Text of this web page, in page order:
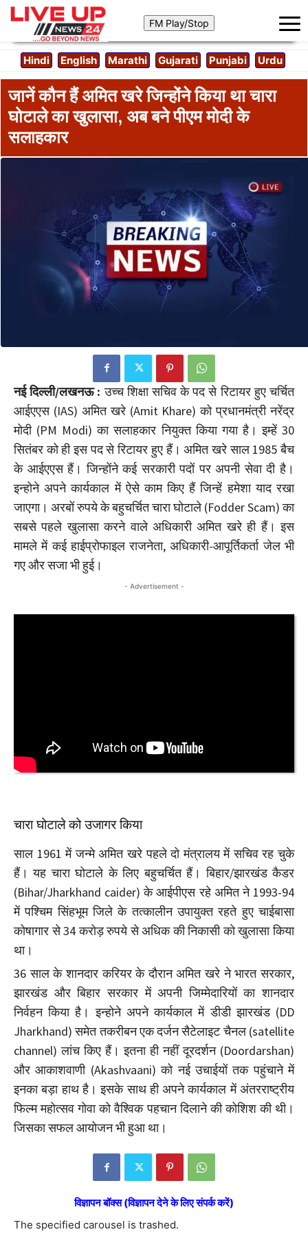
Hindi English Marathi Gujarati Punjabi Urdu
जानें कौन हैं अमित खरे जिन्होंने किया था चारा
घोटाले का खुलासा, अब बने पीएम मोदी के
सलाहकार
नई दिल्ली/लखनऊ : उच्च शिक्षा सचिव के पद से रिटायर हुए चर्चित
आईएएस (IAS) अमित खरे (Amit Khare) को प्रधानमंत्री नरेंद्र
मोदी (PM Modi) का सलाहकार नियुक्त किया गया है। इम्हें 30
सितंबर को ही इस पद से रिटायर हुए हैं। अमित खरे साल 1985 बैच
के आईएएस हैं। जिन्होंने कई सरकारी पदों पर अपनी सेवा दी है।
इन्होने अपने कार्यकाल में ऐसे काम किए हैं जिन्हें हमेशा याद रखा
जाएगा। अरबों रुपये के बहुचर्चित चारा घोटाले (Fodder Scam) का
सबसे पहले खुलासा करने वाले अधिकारी अमित खरे ही हैं। इस
मामले में कई हाईप्रोफाइल राजनेता, अधिकारी-आपूर्तिकर्ता जेल भी
गए और सजा भी हुई।
- Advertisement -
चारा घोटाले को उजागर किया
साल 1961 में जन्मे अमित खरे पहले दो मंत्रालय में सचिव रह चुके
हैं। यह चारा घोटाले के लिए बहुचर्चित हैं। बिहार/झारखंड कैडर
(Bihar/Jharkhand caider) के आईपीएस रहे अमित ने 1993-94
में पश्चिम सिंहभूम जिले के तत्कालीन उपायुक्त रहते हुए चाईबासा
कोषागार से 34 करोड़ रुपये से अधिक की निकासी को खुलासा किया
था।
36 साल के शानदार करियर के दौरान अमित खरे ने भारत सरकार,
झारखंड और बिहार सरकार में अपनी जिम्मेदारियों का शानदार
निर्वहन किया है। इन्होने अपने कार्यकाल में डीडी झारखंड (DD
Jharkhand) समेत तकरीबन एक दर्जन सैटेलाइट चैनल (satellite
channel) लांच किए हैं। इतना ही नहीं दूरदर्शन (Doordarshan)
और आकाशवाणी (Akashvaani) को नई उचाईयों तक पहुंचाने में
इनका बड़ा हाथ है। इसके साथ ही अपने कार्यकाल में अंतरराष्ट्रीय
फिल्म महोत्सव गोवा को वैश्विक पहचान दिलाने की कोशिश की थी।
जिसका सफल आयोजन भी हुआ था।
विज्ञापन बॉक्स (विज्ञापन देने के लिए संपर्क करें)
The specified carousel is trashed.